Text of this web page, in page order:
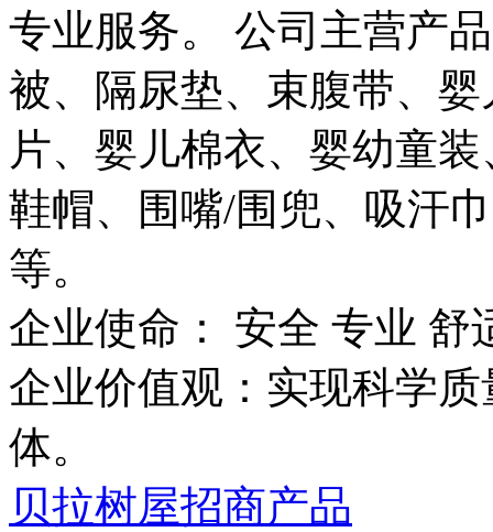
专业服务。 公司主营产
被、隔尿垫、束腹带、
片、婴儿棉衣、婴幼童
鞋帽、围嘴/围兜、吸汗
等。
企业使命： 安全 专业 舒
企业价值观：实现科学
体。
贝拉树屋招商产品